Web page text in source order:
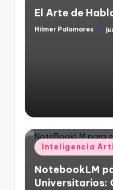
El Arte de
Publicado
Hilmer Palomares
Publicado
en
Inteligencia
NotebookLM
Universitarios: